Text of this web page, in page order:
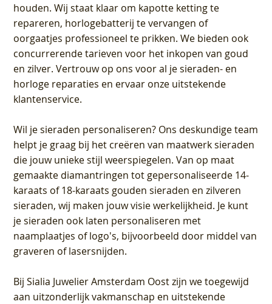
houden. Wij staat klaar om kapotte ketting te
repareren, horlogebatterij te vervangen of
oorgaatjes professioneel te prikken. We bieden ook
concurrerende tarieven voor het inkopen van goud
en zilver. Vertrouw op ons voor al je sieraden- en
horloge reparaties en ervaar onze uitstekende
klantenservice.
Wil je sieraden personaliseren? Ons deskundige team
helpt je graag bij het creëren van maatwerk sieraden
die jouw unieke stijl weerspiegelen. Van op maat
gemaakte diamantringen tot gepersonaliseerde 14-
karaats of 18-karaats gouden sieraden en zilveren
sieraden, wij maken jouw visie werkelijkheid. Je kunt
je sieraden ook laten personaliseren met
naamplaatjes of logo's, bijvoorbeeld door middel van
graveren of lasersnijden.
BijSialia Juwelier Amsterdam Oostzijn we toegewijd
aan uitzonderlijk vakmanschap en uitstekende